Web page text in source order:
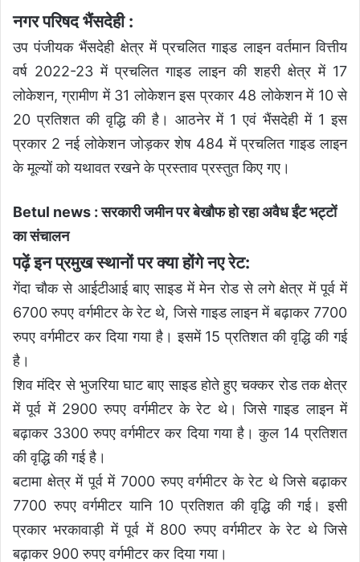
नगर परिषद भैंसदेही :
उप पंजीयक भैंसदेही क्षेत्र में प्रचलित गाइड लाइन वर्तमान वित्तीय
वर्ष 2022-23 में प्रचलित गाइड लाइन की शहरी क्षेत्र में 17
लोकेशन, ग्रामीण में 31 लोकेशन इस प्रकार 48 लोकेशन में 10 से
20 प्रतिशत की वृद्धि की है। आठनेर में 1 एवं भैंसदेही में 1 इस
प्रकार 2 नई लोकेशन जोड़कर शेष 484 में प्रचलित गाइड लाइन
के मूल्यों को यथावत रखने के प्रस्ताव प्रस्तुत किए गए।
Betul news : सरकारी जमीन पर बेखौफ हो रहा अवैध ईंट भट्टों
का संचालन
पढ़ें इन प्रमुख स्थानों पर क्या होंगे नए रेट:
गेंदा चौक से आईटीआई बाए साइड में मेन रोड से लगे क्षेत्र में पूर्व में
6700 रुपए वर्गमीटर के रेट थे, जिसे गाइड लाइन में बढ़ाकर 7700
रुपए वर्गमीटर कर दिया गया है। इसमें 15 प्रतिशत की वृद्धि की गई
है।
शिव मंदिर से भुजरिया घाट बाए साइड होते हुए चक्कर रोड तक क्षेत्र
में पूर्व में 2900 रुपए वर्गमीटर के रेट थे। जिसे गाइड लाइन में
बढ़ाकर 3300 रुपए वर्गमीटर कर दिया गया है। कुल 14 प्रतिशत
की वृद्धि की गई है।
बटामा क्षेत्र में पूर्व में 7000 रुपए वर्गमीटर के रेट थे जिसे बढ़ाकर
7700 रुपए वर्गमीटर यानि 10 प्रतिशत की वृद्धि की गई। इसी
प्रकार भरकावाड़ी में पूर्व में 800 रुपए वर्गमीटर के रेट थे जिसे
बढ़ाकर 900 रुपए वर्गमीटर कर दिया गया।